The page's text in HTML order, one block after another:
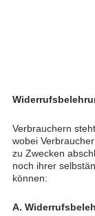
Verbrauchern
wobei
zu Zwecken
noch ihrer
können:
A.